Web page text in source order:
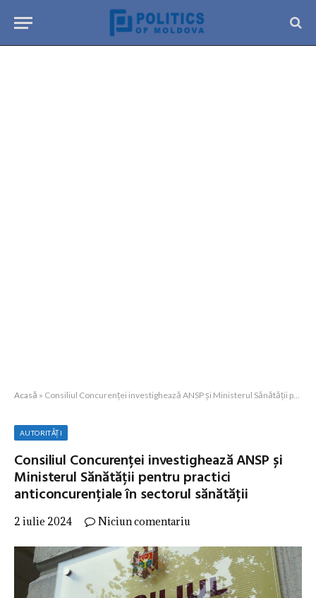
Acasă » Consiliul Concurenței investighează ANSP și Ministerul Sănătății pentru practici anticoncurențiale în sectorul sănătății
AUTORITĂȚI
Consiliul Concurenței investighează ANSP și
Ministerul Sănătății pentru practici
anticoncurențiale în sectorul sănătății
2 iulie 2024 Niciun comentariu